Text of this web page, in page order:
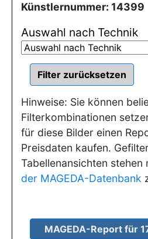
Künstlernummer: 14399
Auswahl nach Technik
Hinweise: Sie können
Filterkombinationen
für diese Bilder einen
Preisdaten kaufen.
Tabellenansichten stehen
der MAGEDA-Datenbank